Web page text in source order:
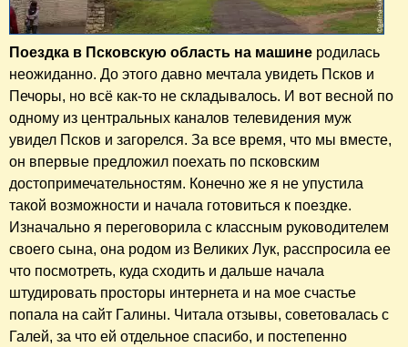
Поездка в Псковскую область на машине родилась
неожиданно. До этого давно мечтала увидеть Псков и
Печоры, но всё как-то не складывалось. И вот весной по
одному из центральных каналов телевидения муж
увидел Псков и загорелся. За все время, что мы вместе,
он впервые предложил поехать по псковским
достопримечательностям. Конечно же я не упустила
такой возможности и начала готовиться к поездке.
Изначально я переговорила с классным руководителем
своего сына, она родом из Великих Лук, расспросила ее
что посмотреть, куда сходить и дальше начала
штудировать просторы интернета и на мое счастье
попала на сайт Галины. Читала отзывы, советовалась с
Галей, за что ей отдельное спасибо, и постепенно